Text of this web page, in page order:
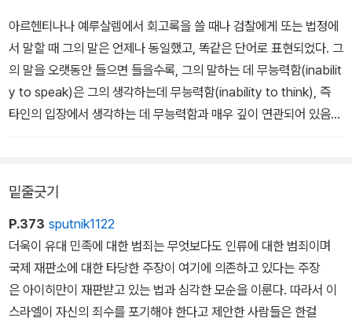
현대 사회에서 가장 위험한 악의 형태라고 말이다.
아르헨티나나 예루살렘에서 회고록을 쓸 때나 검찰에게 또는 법정에
서 말할 때 그의 말은 언제나 동일했고, 똑같은 단어로 표현되었다. 그
의 말을 오랫동안 들으면 들을수록, 그의 말하는 데 무능력함(inabilit
y to speak)은 그의 생각하는데 무능력함(inability to think), 즉
타인의 입장에서 생각하는 데 무능력함과 매우 깊이 연관되어 있음이
점점 더 분명해진다.
문이 아니라, 그가 말(the words)과 다른 사람들의 현존(the prese
nce of others)을 막는, 따라서 현실 자체(reality as such)를 막는
튼튼한 벽으로 에워싸여 있었기 때문이다. - 본문 106쪽에서
밑줄긋기
P.373 sputnik1122
더욱이 유대 민족에 대한 범죄는 무엇보다도 인류에 대한 범죄이며
국제 재판소에 대한 타당한 주장이 여기에 의존하고 있다는 주장
은 아이히만이 재판받고 있는 법과 심각한 모순을 이룬다. 따라서 이
스라엘이 자신의 죄수를 포기해야 한다고 제안한 사람들은 한걸